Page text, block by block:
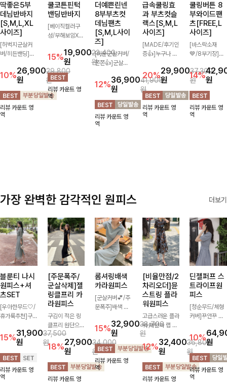
딱좋은5부
데님반바지
[S,M,L,XL
사이즈]
[허벅지군살커
버/히든밴딩]여
와이드핏과 부담
없는 5부 기장
으로 편안하게
즐기기 좋은 데
님 팬츠 ✨ 빈티
지한 워싱감이
10%26,900
원
29,800
원
리뷰 카운트 영
역
쿨코튼핀턱
밴딩반바지
[베이직컬러구
성/부해보임X]
지는 핏으로 편
안하면서도 멋스
럽게 입어지는
밴딩 반바지🤎
넉넉한 포켓 디
테일 더해져 데
15%19,900
원
23,400
원
리뷰 카운트 영
역
더예쁜린넨
8부부츠컷
데님팬츠
[S,M,L사이
즈]
[미운군살커버/
쫀쫀👍]군살을
부츠컷 핏에 발
목이 드러나는
8부 기장으로
다리를 슬림하고
길어보이게 만들
어주며 생지 소
12%36,900
원
41,900
원
리뷰 카운트 영
역
급속쿨링효
과 부츠컷슬
랙스[S,M,L
사이즈]
[MADE/후기인
증👍]누구나 갖
스:)베이직하지
만 부츠컷으로
이쁜 핏 연출은
물론,쫀쫀한 스
판끼로 하루종일
편안하게!
20%29,900
원
37,300
원
리뷰 카운트 영
역
쿨링버튼 8
부와이드팬
츠[FREE,L
사이즈]
[바스락소재
💙/8부기장]사
일이 은은한 포
인트가 되어주는
와이드 팬츠입니
다. 여유롭게 떨
어지는 실루엣과
가볍게 바스락거
14%원
리뷰 카운트 영
역
가장 완벽한 감각적인 원피스 더보기
블룬티 나시
원피스+셔
츠SET
[우아한무드🤍/
휴가룩추천]구
소재의 나시원피
스+셔츠 조합으
로 코디 걱정없
이 여성스럽고
편안하게 즐길
수 있는 아이템
15%31,900
원
37,500
원
리뷰 카운트 영
역
[주문폭주/
군살삭제]젤
링클프리 카
라원피스
구김이 적은 링
클프리 원단으로
항상 깔끔하게
착용 가능하며
일자로 떨어지는
넉넉한 핏으로
군살을 완벽히
커버해주는 원피
18%27,900
원
34,000
원
리뷰 카운트 영
롬셔링배색
카라원피스
[군살커버💕/주
문폭주]배색 카
패턴으로 캐주얼
한 무드를 더한
롱 원피스 🖤 셔
링 디테일과 쫀
쫀한 스판 소재
로 편안하면서도
15%32,900
원
38,700
원
리뷰 카운트 영
역
[비율만점/2
차리오더]뮨
스트링 플라
워원피스
고급스러운 플라
워 패턴과 랩 디
자인으로 여성스
러우면서 세련된
분위기를 더해주
며 스트링이 내
장되어있어 슬림
하게 핏을 조절
12%32,400
원
36,800
원
리뷰 카운트 영
딘젤퍼프 스
트라이프원
피스
[청순무드/체형
커버]꾸안꾸 무
볍고 산뜻한 착
용감으로 여름
내내 손이 자주
가는 원피스예
요- 은은한 스트
라이프 패턴과
10%원
리뷰 카운트 영
역